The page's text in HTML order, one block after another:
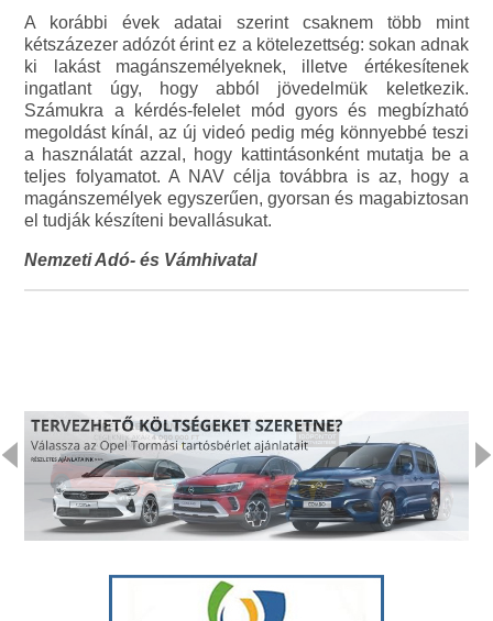
A korábbi évek adatai szerint csaknem több mint
kétszázezer adózót érint ez a kötelezettség: sokan adnak
ki lakást magánszemélyeknek, illetve értékesítenek
ingatlant úgy, hogy abból jövedelmük keletkezik.
Számukra a kérdés-felelet mód gyors és megbízható
megoldást kínál, az új videó pedig még könnyebbé teszi
a használatát azzal, hogy kattintásonként mutatja be a
teljes folyamatot. A NAV célja továbbra is az, hogy a
magánszemélyek egyszerűen, gyorsan és magabiztosan
el tudják készíteni bevallásukat.
Nemzeti Adó- és Vámhivatal